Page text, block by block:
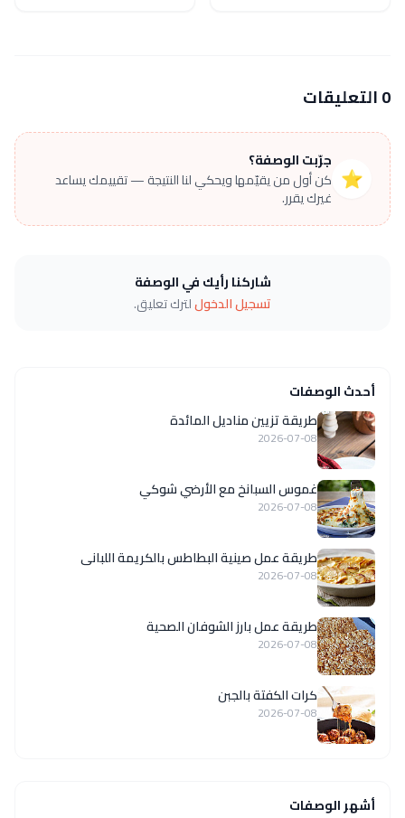
0 التعليقات
⭐
جرّبت الوصفة؟
كن أول من يقيّمها ويحكي لنا النتيجة — تقييمك يساعد
غيرك يقرر.
شاركنا رأيك في الوصفة
تسجيل الدخوللترك تعليق.
أحدث الوصفات
طريقة تزيين مناديل المائدة
2026-07-08
غموس السبانخ مع الأرضي شوكي
2026-07-08
طريقة عمل صينية البطاطس بالكريمة اللبانى
2026-07-08
طريقة عمل بارز الشوفان الصحية
2026-07-08
كرات الكفتة بالجبن
2026-07-08
أشهر الوصفات